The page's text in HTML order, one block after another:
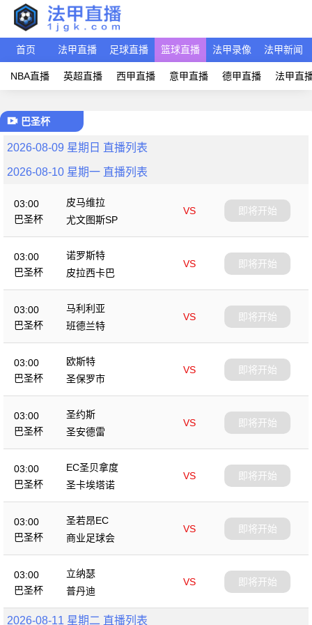
首页 法甲直播 足球直播 篮球直播 法甲录像 法甲新闻
NBA直播 英超直播 西甲直播 意甲直播 德甲直播 法甲直
巴圣杯
2026-08-09 星期日 直播列表
2026-08-10 星期一 直播列表
03:00
巴圣杯
皮马维拉
VS
尤文图斯SP
即将开始
03:00
巴圣杯
诺罗斯特
VS
皮拉西卡巴
即将开始
03:00
巴圣杯
马利利亚
VS
班德兰特
即将开始
03:00
巴圣杯
欧斯特
VS
圣保罗市
即将开始
03:00
巴圣杯
圣约斯
VS
圣安德雷
即将开始
03:00
巴圣杯
EC圣贝拿度
VS
圣卡埃塔诺
即将开始
03:00
巴圣杯
圣若昂EC
VS
商业足球会
即将开始
03:00
巴圣杯
立纳瑟
VS
普丹迪
即将开始
2026-08-11 星期二 直播列表